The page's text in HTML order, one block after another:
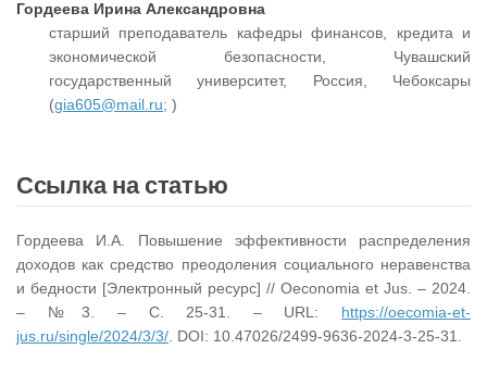
Гордеева Ирина Александровна
старший преподаватель кафедры финансов, кредита и
экономической безопасности, Чувашский
государственный университет, Россия, Чебоксары
(gia605@mail.ru; )
Ссылка на статью
Гордеева И.А. Повышение эффективности распределения
доходов как средство преодоления социального неравенства
и бедности [Электронный ресурс] // Oeconomia et Jus. – 2024.
– №3. – С. 25-31. – URL: https://oecomia-et-
jus.ru/single/2024/3/3/ . DOI: 10.47026/2499-9636-2024-3-25-31.